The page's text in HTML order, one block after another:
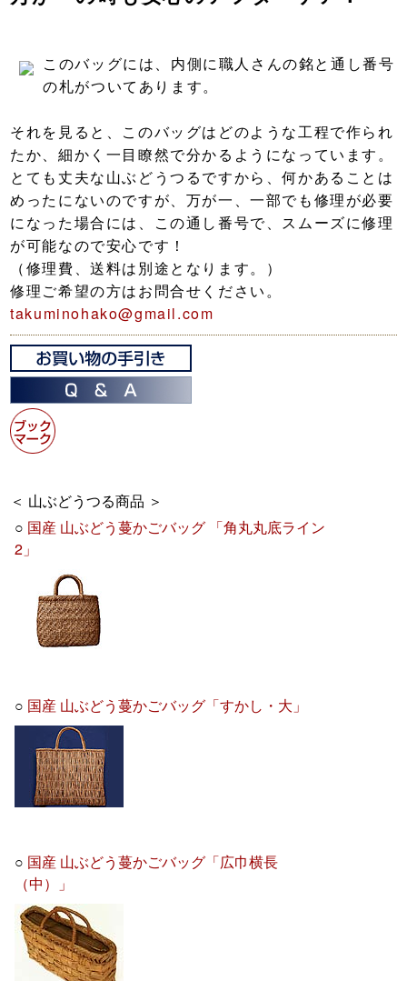
このバッグには、内側に職人さんの銘と通し番号
の札がついてあります。
それを見ると、このバッグはどのような工程で作られ
たか、細かく一目瞭然で分かるようになっています。
とても丈夫な山ぶどうつるですから、何かあることは
めったにないのですが、万が一、一部でも修理が必要
になった場合には、この通し番号で、スムーズに修理
が可能なので安心です！
（修理費、送料は別途となります。）
修理ご希望の方はお問合せください。
takuminohako@gmail.com
＜ 山ぶどうつる商品 ＞
○ 国産 山ぶどう蔓かごバッグ 「角丸丸底ライン
2」
○ 国産 山ぶどう蔓かごバッグ「すかし・大」
○ 国産 山ぶどう蔓かごバッグ「広巾横長
（中）」